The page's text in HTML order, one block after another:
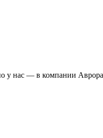
у нас — в компании